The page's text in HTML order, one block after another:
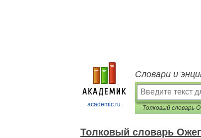
academic.ru
Словари и
Толковый словарь